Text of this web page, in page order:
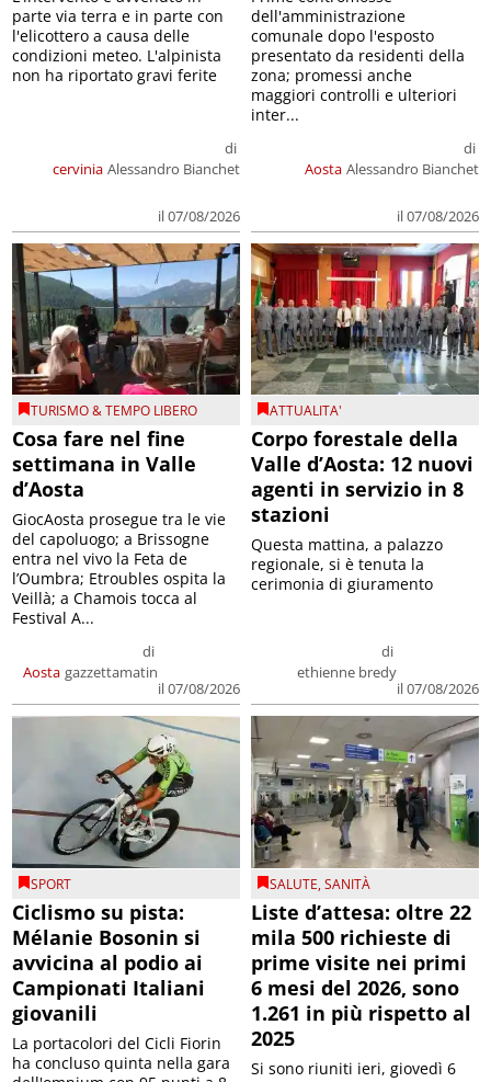
cervinia
di
Alessandro Bianchet
il 07/08/2026
parte via terra e in parte con
l'elicottero a causa delle
condizioni meteo. L'alpinista
non ha riportato gravi ferite
Aosta
di
Alessandro Bianchet
il 07/08/2026
dell'amministrazione
comunale dopo l'esposto
presentato da residenti della
zona; promessi anche
maggiori controlli e ulteriori
inter...
TURISMO & TEMPO LIBERO
Cosa fare nel fine
settimana in Valle
d’Aosta
Aosta
di
gazzettamatin
il 07/08/2026
GiocAosta prosegue tra le vie
del capoluogo; a Brissogne
entra nel vivo la Feta de
l’Oumbra; Etroubles ospita la
Veillà; a Chamois tocca al
Festival A...
ATTUALITA'
Corpo forestale della
Valle d’Aosta: 12 nuovi
agenti in servizio in 8
stazioni
di
ethienne bredy
il 07/08/2026
Questa mattina, a palazzo
regionale, si è tenuta la
cerimonia di giuramento
SPORT
Ciclismo su pista:
Mélanie Bosonin si
avvicina al podio ai
Campionati Italiani
giovanili
La portacolori del Cicli Fiorin
ha concluso quinta nella gara
SALUTE,SANITÀ
Liste d’attesa: oltre 22
mila 500 richieste di
prime visite nei primi
6 mesi del 2026, sono
1.261 in più rispetto al
2025
Si sono riuniti ieri, giovedì 6